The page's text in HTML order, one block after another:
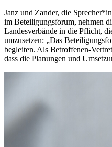
Janz und Zander, die
im Beteiligungsforum, nehmen
Landesverbände in die Pflicht,
umzusetzen: „Das
begleiten. Als Betroffenen-
dass die Planungen und